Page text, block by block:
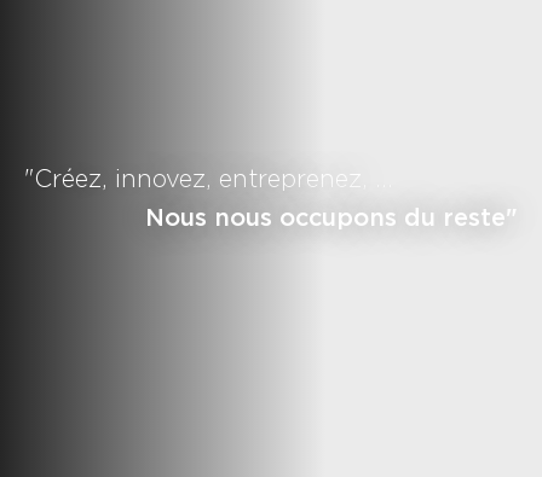
"Créez, innovez, entreprenez, …
Nous nous occupons du reste"